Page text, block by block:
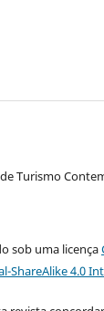
Turismo
sob uma licença
ShareAlike 4.0